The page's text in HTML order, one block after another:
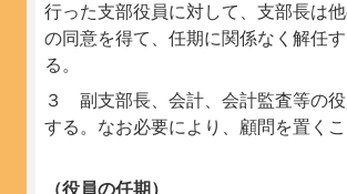
行った支部役員に対して、支部長は
の同意を得て、任期に関係なく解任
る。
３ 副支部長、会計、会計監査等の
する。なお必要により、顧問を置くこ
（役員の任期）